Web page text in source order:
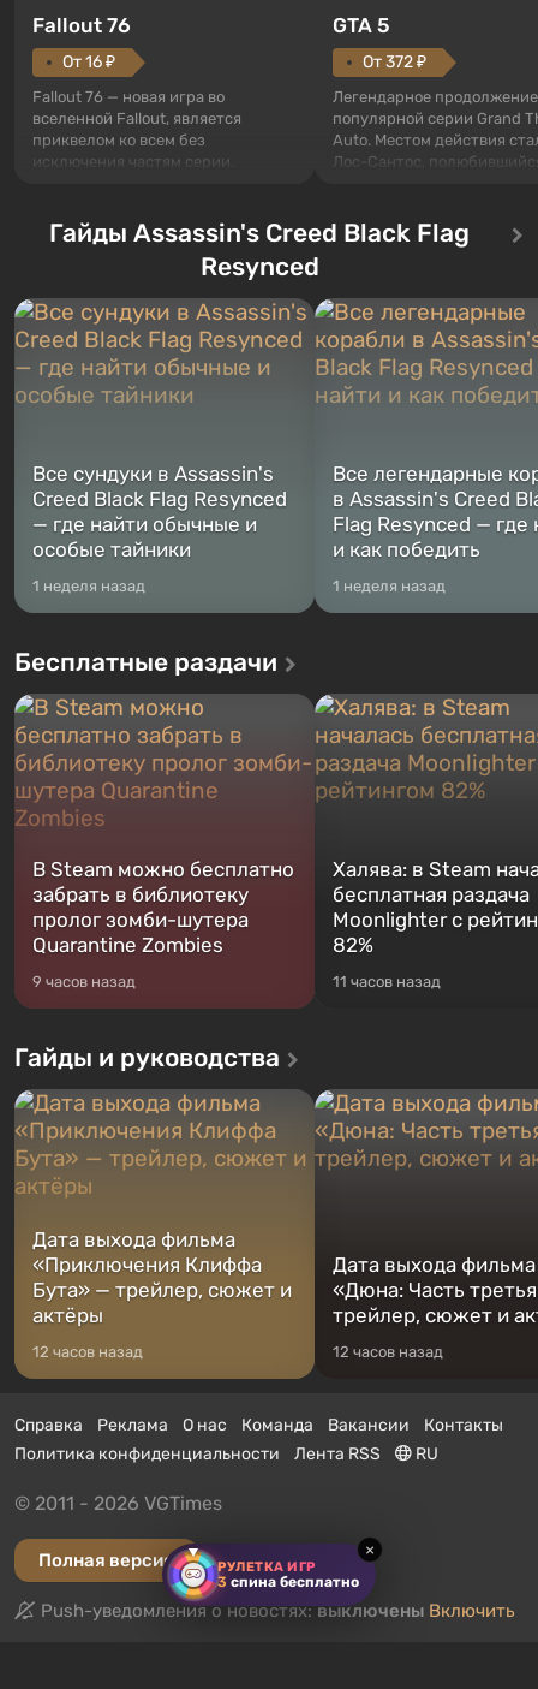
РУЛЕТКА ИГР
3 спина бесплатно
×
Fallout 76
От 16 ₽
Fallout 76 — новая игра во
вселенной Fallout, является
приквелом ко всем без
исключения частям серии.
Оно же, по задумке специалистов
Vault-Tec, должно открыться
первым после того, как на
Место действия Fallout...
GTA 5
От 372 ₽
Легендарное продолжение
популярной серии Grand
Auto. Местом действия
Лос-Сантос,
сразу трех персонажей:
Тревора и Франклина,
Жанр и...
Гайды Assassin's Creed Black Flag
Resynced
Все сундуки в Assassin's
Creed Black Flag Resynced
— где найти обычные и
особые тайники
1 неделя назад
Все легендарные
в Assassin's Creed
Flag Resynced — где
и как победить
1 неделя назад
Бесплатные раздачи
В Steam можно бесплатно
забрать в библиотеку
пролог зомби-шутера
Quarantine Zombies
9 часов назад
Халява: в Steam
бесплатная раздача
Moonlighter с
82%
11 часов назад
Гайды и руководства
Дата выхода фильма
«Приключения Клиффа
Бута» — трейлер, сюжет и
актёры
12 часов назад
Дата выхода фильма
«Дюна: Часть
трейлер, сюжет и
12 часов назад
Справка Реклама О нас Команда Вакансии
Контакты
Политика конфиденциальности
Лента RSS RU
© 2011 - 2026 VGTimes
Полная версия
Push-уведомления о новостях:выключены Включить